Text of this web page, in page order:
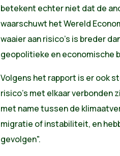
betekent echter niet dat de
waarschuwt het Wereld
waaier aan risico's is breder
geopolitieke en economische
Volgens het rapport is er ook
risico's met elkaar verbonden
met name tussen de
migratie of instabiliteit, en
gevolgen".